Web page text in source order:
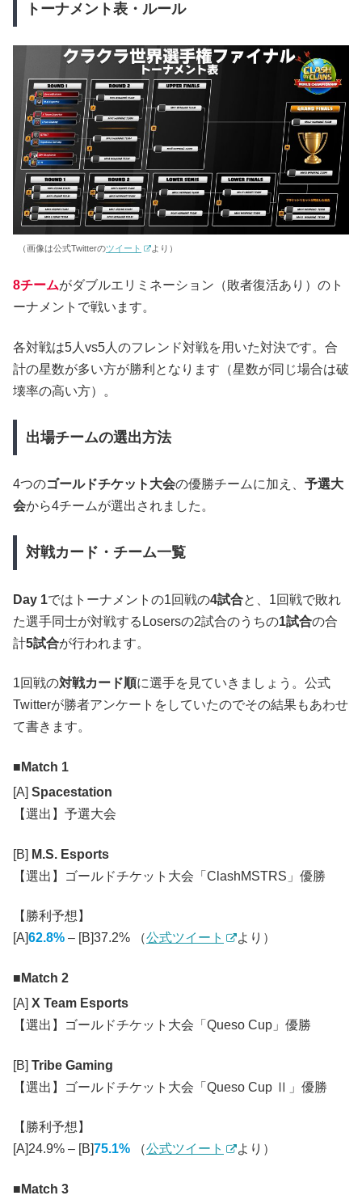
トーナメント表・ルール
（画像は公式Twitterのツイート より）
8チームがダブルエリミネーション（敗者復活あり）のト
ーナメントで戦います。
各対戦は5人vs5人のフレンド対戦を用いた対決です。合
計の星数が多い方が勝利となります（星数が同じ場合は破
壊率の高い方）。
出場チームの選出方法
4つのゴールドチケット大会の優勝チームに加え、 予選大
会から4チームが選出されました。
対戦カード・チーム一覧
Day 1ではトーナメントの1回戦の4試合と、1回戦で敗れ
た選手同士が対戦するLosersの2試合のうちの1試合の合
計5試合が行われます。
1回戦の対戦カード順に選手を見ていきましょう。公式
Twitterが勝者アンケートをしていたのでその結果もあわせ
て書きます。
Match 1
[A] Spacestation
【選出】予選大会
[B] M.S. Esports
【選出】ゴールドチケット大会「ClashMSTRS」優勝
【勝利予想】
[A]62.8% – [B]37.2% （公式ツイート より）
Match 2
[A] X Team Esports
【選出】ゴールドチケット大会「Queso Cup」優勝
[B] Tribe Gaming
【選出】ゴールドチケット大会「Queso Cup Ⅱ」優勝
【勝利予想】
[A]24.9% – [B]75.1% （公式ツイート より）
Match 3